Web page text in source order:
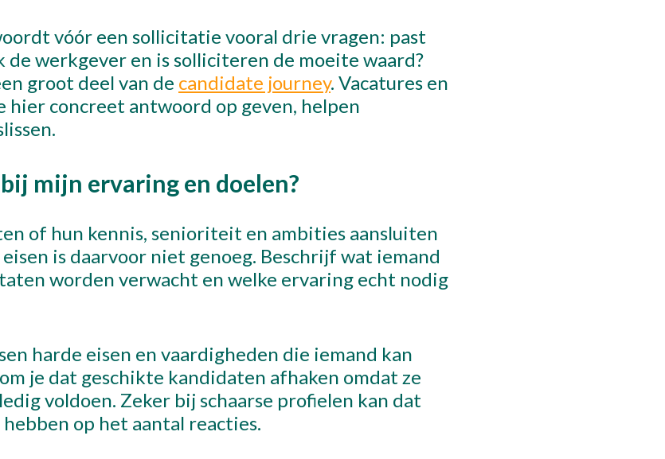
vóór een sollicitatie vooral drie vragen: past
werkgever en is solliciteren de moeite waard?
groot deel van de candidate journey. Vacatures en
hier concreet antwoord op geven, helpen
mijn ervaring en doelen?
of hun kennis, senioriteit en ambities aansluiten
is daarvoor niet genoeg. Beschrijf wat iemand
worden verwacht en welke ervaring echt nodig
harde eisen en vaardigheden die iemand kan
je dat geschikte kandidaten afhaken omdat ze
voldoen. Zeker bij schaarse profielen kan dat
op het aantal reacties.